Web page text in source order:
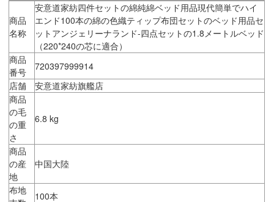
商品
名称
安意道家紡四件セットの綿純綿ベッド用品現代簡単でハイ
エンド100本の綿の色織ティップ布団セットのベッド用品セ
ットアンジェリーナランド-四点セットの1.8メートルベッド
（220*240の芯に適合）
商品
番号
720397999914
店舗
安意道家紡旗艦店
商品
の毛
の重
さ
6.8 kg
商品
の産
地
中国大陸
布地
100本